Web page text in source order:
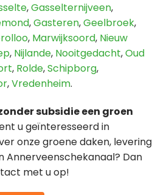
,Gasselternijveen,
,Gasteren,Geelbroek,
, Marwijksoord, Nieuw
, Nijlande, Nooitgedacht,Oud
, Rolde,Schipborg,
,Vredenheim.
subsidie een groen
u geïnteresseerd in
onze groene daken, levering
Annerveenschekanaal? Dan
met u op!